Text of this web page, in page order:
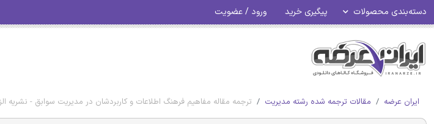
دسته‌بندی محصولات پیگیری خرید ورود / عضویت
ایران عرضه مقالات ترجمه شده رشته مدیریت ترجمه مقاله مفاهیم فرهنگ اطلاعات و کاربردشان در مدیریت سوابق - نشریه